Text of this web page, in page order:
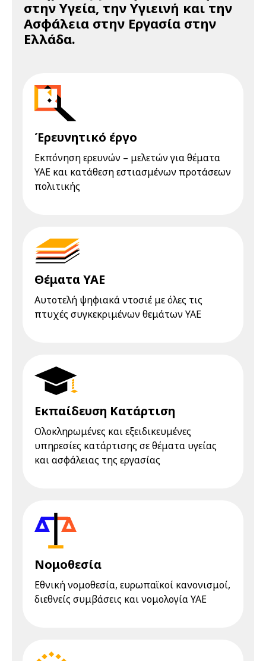
στην Υγεία, την Υγιεινή και την
Ασφάλεια στην Εργασία στην
Ελλάδα.
Έρευνητικό έργο
Εκπόνηση ερευνών – μελετών για θέματα
ΥΑΕ και κατάθεση εστιασμένων προτάσεων
πολιτικής
Θέματα ΥΑΕ
Αυτοτελή ψηφιακά ντοσιέ με όλες τις
πτυχές συγκεκριμένων θεμάτων ΥΑΕ
Εκπαίδευση Κατάρτιση
Ολοκληρωμένες και εξειδικευμένες
υπηρεσίες κατάρτισης σε θέματα υγείας
και ασφάλειας της εργασίας
Νομοθεσία
Eθνική νομοθεσία, ευρωπαϊκοί κανονισμοί,
διεθνείς συμβάσεις και νομολογία YAE